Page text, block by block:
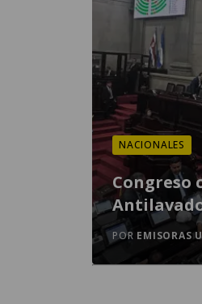
NACIONALES
Congreso
POR EMISORAS